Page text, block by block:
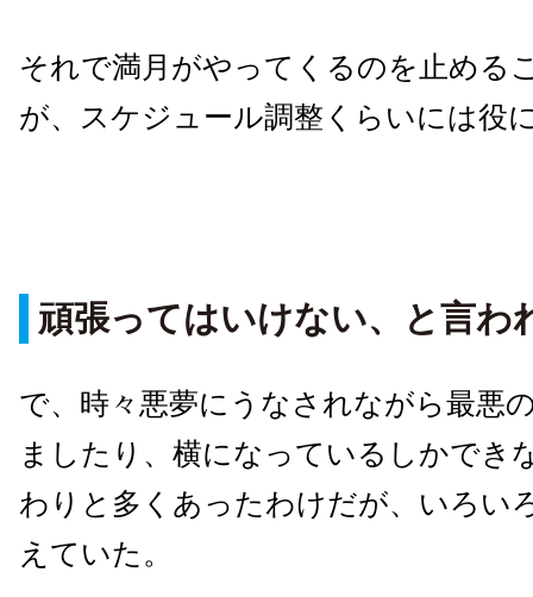
それで満月がやってくるのを止める
が、スケジュール調整くらいには役
頑張ってはいけない、と言わ
で、時々悪夢にうなされながら最悪
ましたり、横になっているしかでき
わりと多くあったわけだが、いろい
えていた。